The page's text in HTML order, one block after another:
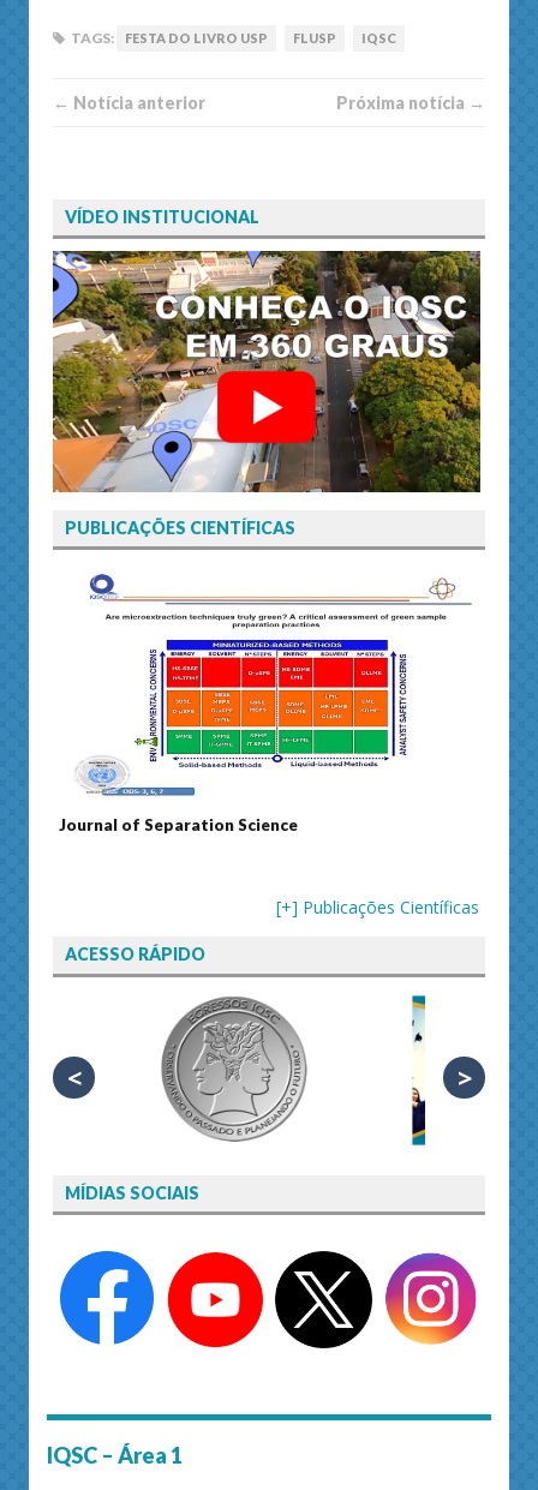
TAGS: FESTA DO LIVRO USP FLUSP IQSC
← Notí­cia anterior Próxima notí­­cia →
VÍDEO INSTITUCIONAL
PUBLICAÇÕES CIENTÍFICAS
Journal of Separation Science
[+] Publicações Científicas
ACESSO RÁPIDO
< >
MÍDIAS SOCIAIS
IQSC – Área 1